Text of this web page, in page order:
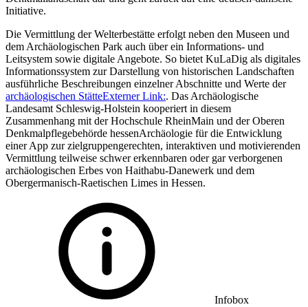
Initiative.
Die Vermittlung der Welterbestätte erfolgt neben den Museen und
dem Archäologischen Park auch über ein Informations- und
Leitsystem sowie digitale Angebote. So bietet KuLaDig als digitales
Informationssystem zur Darstellung von historischen Landschaften
ausführliche Beschreibungen einzelner Abschnitte und Werte der
archäologischen StätteExterner Link:. Das Archäologische
Landesamt Schleswig-Holstein kooperiert in diesem
Zusammenhang mit der Hochschule RheinMain und der Oberen
Denkmalpflegebehörde hessenArchäologie für die Entwicklung
einer App zur zielgruppengerechten, interaktiven und motivierenden
Vermittlung teilweise schwer erkennbaren oder gar verborgenen
archäologischen Erbes von Haithabu-Danewerk und dem
Obergermanisch-Raetischen Limes in Hessen.
Infobox